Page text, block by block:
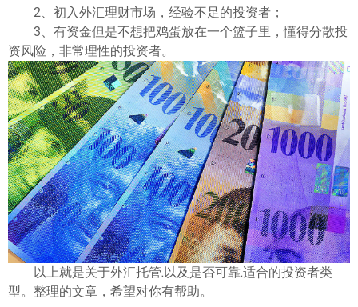
2、初入外汇理财市场，经验不足的投资者；
3、有资金但是不想把鸡蛋放在一个篮子里，懂得分散投
资风险，非常理性的投资者。
以上就是关于外汇托管.以及是否可靠.适合的投资者类
型。整理的文章，希望对你有帮助。